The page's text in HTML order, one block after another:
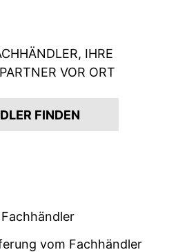
IHRE
VOR ORT
FINDEN
vom Fachhändler